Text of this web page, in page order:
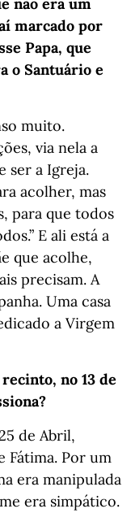
marcado por
Papa, que
o Santuário e
muito.
via nela a
ser a Igreja.
acolher, mas
para que todos
E ali está a
que acolhe,
precisam. A
Uma casa
a Virgem
no 13 de
de Abril,
Fátima. Por um
era manipulada
era simpático.